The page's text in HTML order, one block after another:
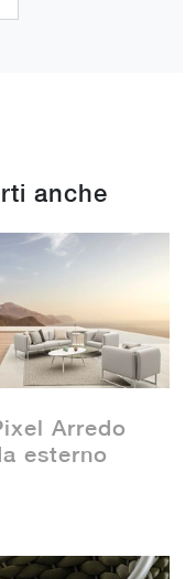
anche
Arredo
esterno